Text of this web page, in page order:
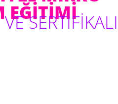
EĞİTİMİ​​
SERTİFİKALI​​